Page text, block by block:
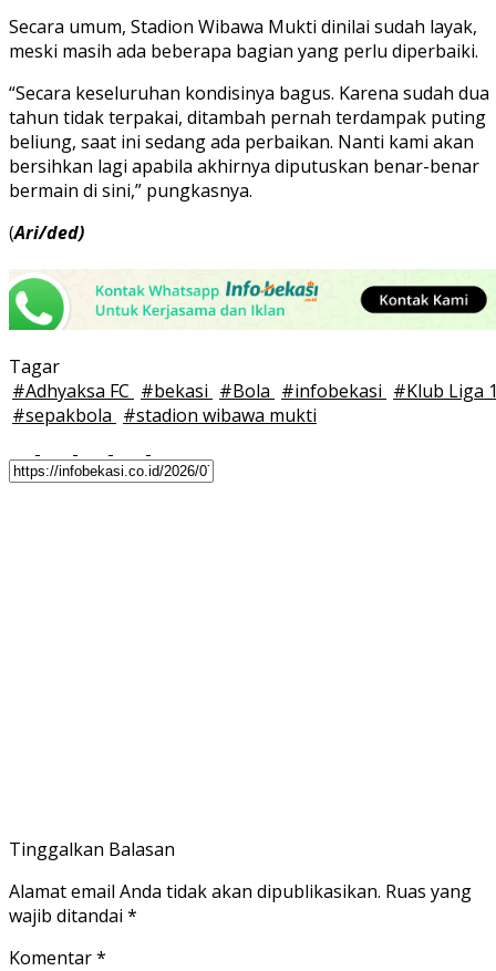
Secara umum, Stadion Wibawa Mukti dinilai sudah layak,
meski masih ada beberapa bagian yang perlu diperbaiki.
“Secara keseluruhan kondisinya bagus. Karena sudah dua
tahun tidak terpakai, ditambah pernah terdampak puting
beliung, saat ini sedang ada perbaikan. Nanti kami akan
bersihkan lagi apabila akhirnya diputuskan benar-benar
bermain di sini,” pungkasnya.
(Ari/ded)
Tagar
#Adhyaksa FC #bekasi #Bola #infobekasi #Klub Liga
#sepakbola #stadion wibawa mukti
Tinggalkan Balasan
Alamat email Anda tidak akan dipublikasikan. Ruas yang
wajib ditandai *
Komentar*